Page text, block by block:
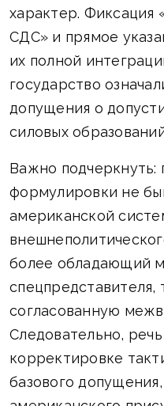
характер. Фиксация
СДС» и прямое
их полной
государство
допущения о
силовых
Важно подчеркнуть:
формулировки не
американской
более обладающий
спецпредставителя,
согласованную
Следовательно,
корректировке
базового